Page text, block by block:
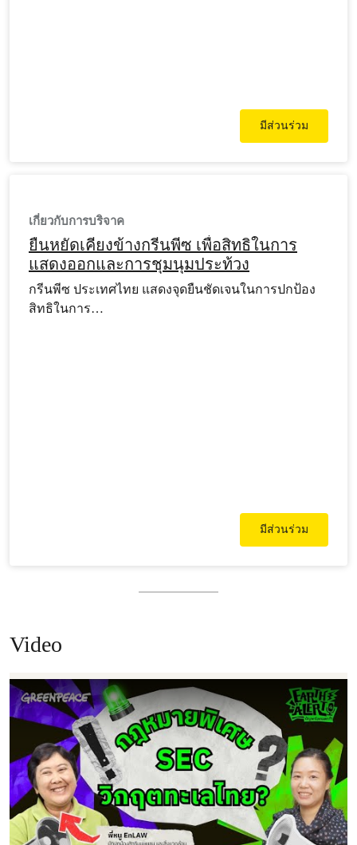
มีส่วนร่วม
เกี่ยวกับการบริจาค
ยืนหยัดเคียงข้างกรีนพีซ เพื่อสิทธิในการ
แสดงออกและการชุมนุมประท้วง
กรีนพีซ ประเทศไทย แสดงจุดยืนชัดเจนในการปกป้อง
สิทธิในการ…
มีส่วนร่วม
Video